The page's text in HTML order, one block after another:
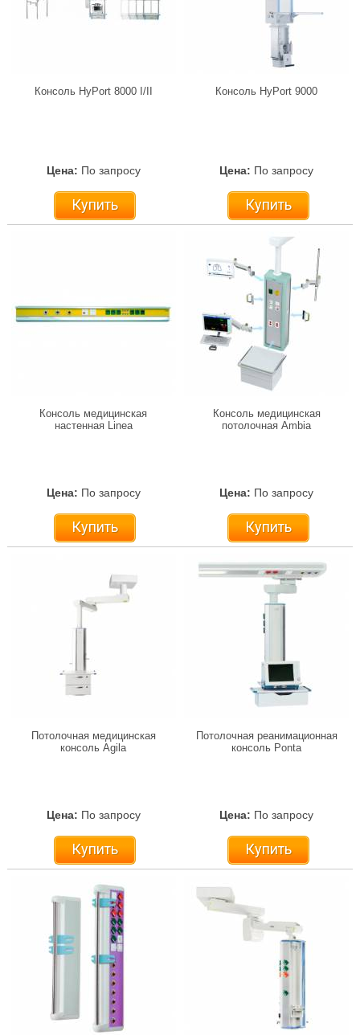
Консоль HyPort 8000 I/II
Цена: По запросу
Купить
Консоль HyPort 9000
Цена: По запросу
Купить
Консоль медицинская
настенная Linea
Цена: По запросу
Купить
Консоль медицинская
потолочная Ambia
Цена: По запросу
Купить
Потолочная медицинская
консоль Agila
Цена: По запросу
Купить
Потолочная реанимационная
консоль Ponta
Цена: По запросу
Купить